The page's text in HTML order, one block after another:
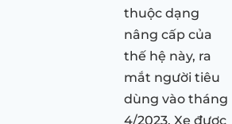
thuộc dạng
nâng cấp của
thế hệ này, ra
mắt người tiêu
dùng vào tháng
4/2023. Xe được